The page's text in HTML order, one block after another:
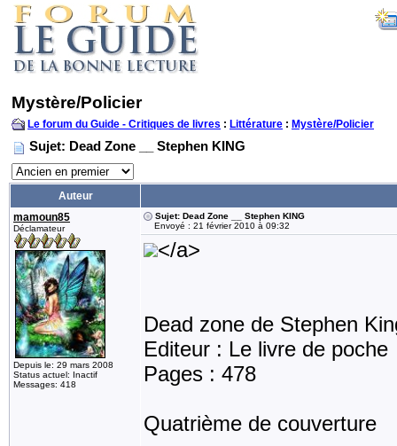
Mystère/Policier
Le forum du Guide - Critiques de livres : Littérature : Mystère/Policier
Sujet: Dead Zone __ Stephen KING
Auteur
mamoun85
Déclamateur
Depuis le: 29 mars 2008
Status actuel: Inactif
Messages: 418
Sujet: Dead Zone __ Stephen KING
Envoyé : 21 février 2010 à 09:32
</a>
Dead zone de Stephen
Editeur : Le livre de poche
Pages : 478
Quatrième de couverture